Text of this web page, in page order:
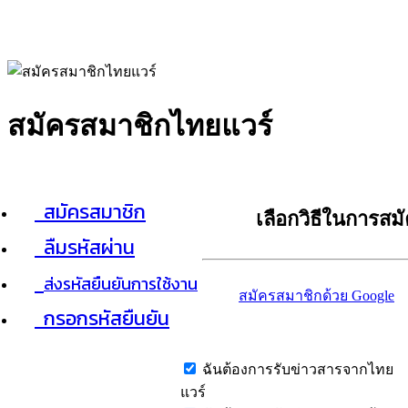
สมัครสมาชิกไทยแวร์
สมัครสมาชิก
ลืมรหัสผ่าน
ส่งรหัสยืนยันการใช้งาน
กรอกรหัสยืนยัน
เลือกวิธีในการส
สมัครสมาชิกด้วย Google
ฉันต้องการรับข่าวสารจากไทย
แวร์